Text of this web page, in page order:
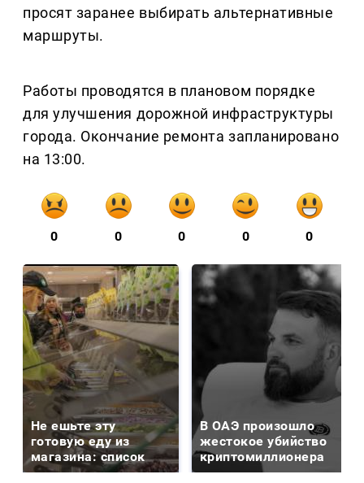
просят заранее выбирать альтернативные
маршруты.
Работы проводятся в плановом порядке
для улучшения дорожной инфраструктуры
города. Окончание ремонта запланировано
на 13:00.
0 0 0 0 0
Не ешьте эту
готовую еду из
магазина: список
В ОАЭ произошло
жестокое убийство
криптомиллионера